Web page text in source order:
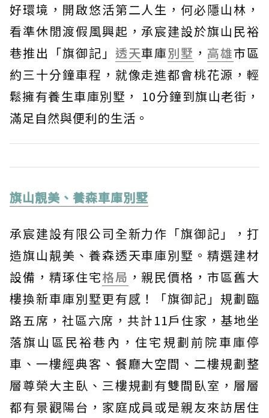
好環境，開啟悠活第二人生，何必隱山林，
看準休閒渡假風興起，承宸建設於旗山民裕
巷推出「旗御記」 透天車庫別墅 ， 高雄市區
約三十分鐘車程，就像走進都會桃花源，輕
鬆擁有養生車庫別墅， 10分鐘到旗山老街，
滿足自然與便利的生活。
旗山靚美、養森車庫別墅
承宸建設有限公司全新力作「旗御記」，打
造旗山靚美、養森透天車庫別墅。精選建材
設備，精琢住宅格局 ，親民價格，市區舊大
樓換新車庫別墅更有感！「旗御記」規劃臨
路五席，社區六席，共計11戶住家，基地坐
落旗山區民裕巷內，住宅規劃前院車庫停
車、一樓經典客、餐廳大空間、二樓規劃整
層尊榮大主臥、三樓規劃有雙間臥室，層層
都有景觀陽台，家庭成員或是親友來訪居住